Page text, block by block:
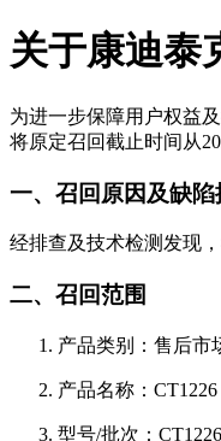
关于康迪泰
为进一步保障用户权益
将原定召回截止时间从
一、召回原因及缺陷
经排查及技术检测发现
二、召回范围
产品类别：售后市
产品名称：
型号/批次：